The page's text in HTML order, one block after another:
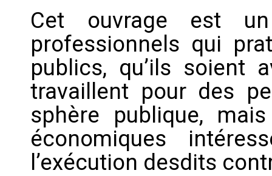
Cet ouvrage est
professionnels qui
publics, qu’ils soient
travaillent pour des
sphère publique,
économiques
l’exécution desdits